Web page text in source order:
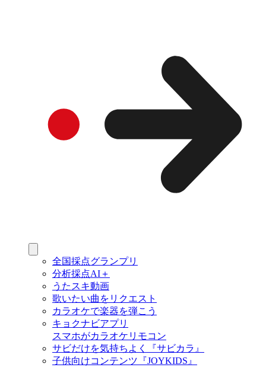
全国採点グランプリ
分析採点AI＋
うたスキ動画
歌いたい曲をリクエスト
カラオケで楽器を弾こう
キョクナビアプリ
スマホがカラオケリモコン
サビだけを気持ちよく『サビカラ』
子供向けコンテンツ『JOYKIDS』